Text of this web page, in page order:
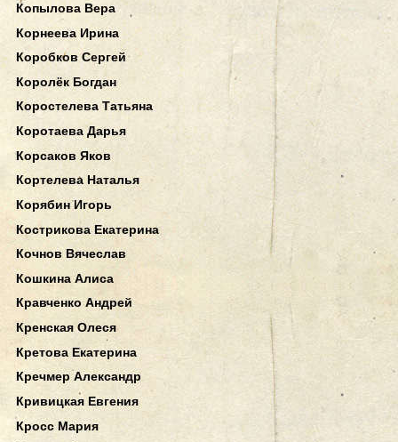
Копылова Вера
Корнеева Ирина
Коробков Сергей
Королёк Богдан
Коростелева Татьяна
Коротаева Дарья
Корсаков Яков
Кортелева Наталья
Корябин Игорь
Кострикова Екатерина
Кочнов Вячеслав
Кошкина Алиса
Кравченко Андрей
Кренская Олеся
Кретова Екатерина
Кречмер Александр
Кривицкая Евгения
Кросс Мария